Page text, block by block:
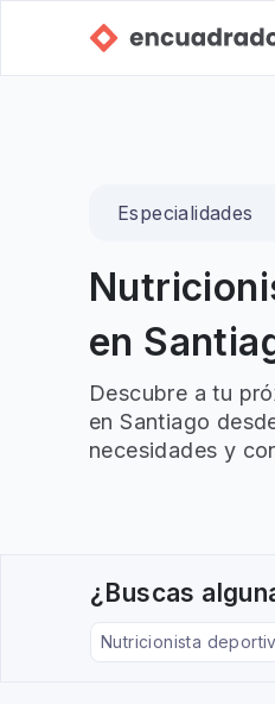
Especialidades
en
Descubre a tu
en Santiago
necesidades y
¿Buscas
Nutricionista